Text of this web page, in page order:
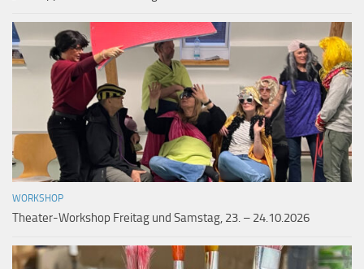
WORKSHOP
Theater-Workshop Freitag und Samstag, 23. – 24.10.2026